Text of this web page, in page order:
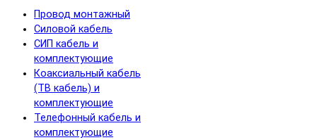
Провод монтажный
Силовой кабель
СИП кабель и
комплектующие
Коаксиальный кабель
(ТВ кабель) и
комплектующие
Телефонный кабель и
комплектующие